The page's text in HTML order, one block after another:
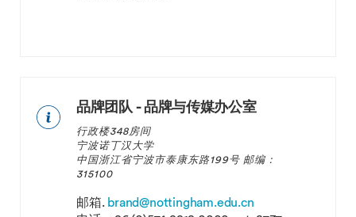
品牌团队 - 品牌与传媒办公室
行政楼348房间
宁波诺丁汉大学
中国浙江省宁波市泰康东路199号 邮编：
315100
邮箱. brand@nottingham.edu.cn